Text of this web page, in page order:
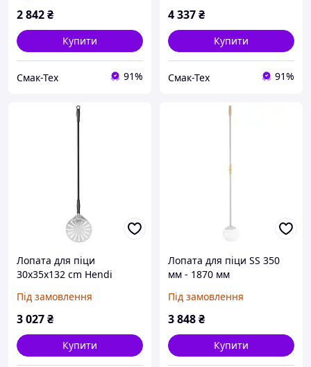
2 842₴
Купити
Смак-Тех 91%
4 337₴
Купити
Смак-Тех 91%
Лопата для піци
30х35х132 cm Hendi
Під замовлення
3 027₴
Купити
Лопата для піци SS 350
мм - 1870 мм
Під замовлення
3 848₴
Купити